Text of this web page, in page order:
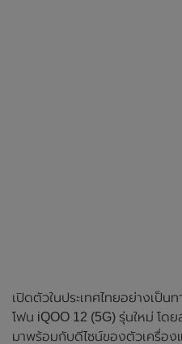
เปิดตัวในประเทศไทยอย่างเป็น
โฟน iQOO 12 (5G) รุ่นใหม่ โด
มาพร้อมกับดีไซน์ของตัวเครื่อง